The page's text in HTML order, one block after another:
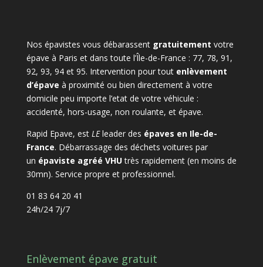
Nos épavistes vous débarassent gratuitement votre
épave à Paris et dans toute l’Île-de-France : 77, 78, 91,
92, 93, 94 et 95. Intervention pour tout enlèvement
d’épave à proximité ou bien directement à votre
domicile peu importe l’etat de votre véhicule :
accidenté, hors-usage, non roulante, et épave.
Rapid Epave, est LEleader des épaves en Ile-de-
France. Débarrassage des déchets voitures par
un épaviste agréé VHUtrès rapidement (en moins de
30mn). Service propre et professionnel.
01 83 64 20 41
24h/24 7j/7
Enlèvement épave gratuit